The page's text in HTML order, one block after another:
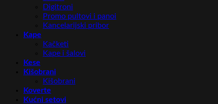
Digitroni
Promo pultovi i panoi
Kancelarijski pribor
Kape
Kačketi
Kape i šalovi
Kese
Kišobrani
Kišobrani
Koverte
Kućni setovi